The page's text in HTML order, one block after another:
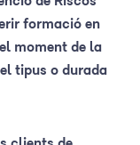
formació en
moment de la
tipus o durada